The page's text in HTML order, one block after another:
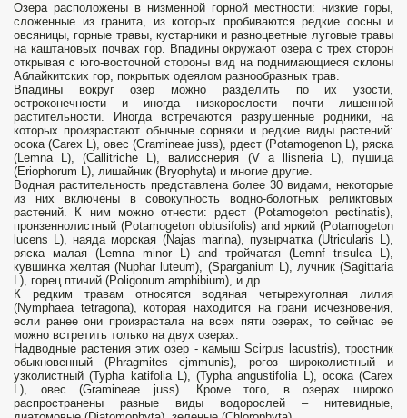
Озера расположены в низменной горной местности: низкие горы,
сложенные из гранита, из которых пробиваются редкие сосны и
овсяницы, горные травы, кустарники и разноцветные луговые травы
на каштановых почвах гор. Впадины окружают озера с трех сторон
открывая с юго-восточной стороны вид на поднимающиеся склоны
Аблайкитских гор, покрытых одеялом разнообразных трав.
Впадины вокруг озер можно разделить по их узости,
остроконечности и иногда низкорослости почти лишенной
растительности. Иногда встречаются разрушенные родники, на
которых произрастают обычные сорняки и редкие виды растений:
осока (Carex L), овес (Gramineae juss), рдест (Potamogenon L), ряска
(Lemna L), (Callitriche L), валисснерия (V а llisneria L), пушица
(Eriophorum L), лишайник (Bryophyta) и многие другие.
Водная растительность представлена более 30 видами, некоторые
из них включены в совокупность водно-болотных реликтовых
растений. К ним можно отнести: рдест (Potamogeton pectinatis),
пронзеннолистный (Potamogeton obtusifolis) and яркий (Potamogeton
lucens L), наяда морская (Najas marina), пузырчатка (Utricularis L),
ряска малая (Lemna minor L) and тройчатая (Lemnf trisulca L),
кувшинка желтая (Nuphar luteum), (Sparganium L), лучник (Sagittaria
L), горец птичий (Poligonum amphibium), и др.
К редким травам относятся водяная четырехуголная лилия
(Nymphaea tetragona), которая находится на грани исчезновения,
если ранее они произрастала на всех пяти озерах, то сейчас ее
можно встретить только на двух озерах.
Надводные растения этих озер - камыш Scirpus lacustris), тростник
обыкновенный (Phragmites cjmmunis), рогоз широколистный и
узколистный (Typha katifolia L), (Typha angustifolia L), осока (Carex
L), овес (Gramineae juss). Кроме того, в озерах широко
распространены разные виды водорослей – нитевидные,